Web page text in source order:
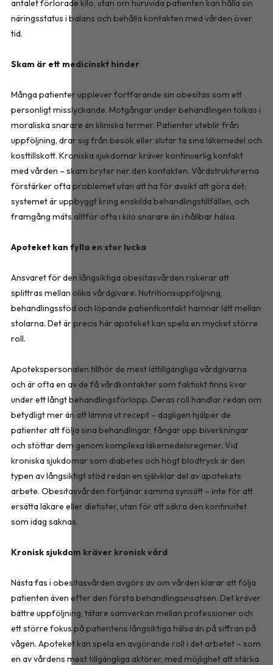
antalet förlorade kilo, utan om huruvida patienten kan hålla sin
näringsstatus i balans och behålla kontakten med vården över
tid.
Skam är ett medicinskt hinder
Många patienter upplever fortfarande sin obesitas som ett
personligt misslyckande. Motgångar under behandlingen tolkas i
moraliska snarare än kliniska termer. Patienter uteblir från
uppföljning, drar sig från besök eller slutar ta sina läkemedel och
kosttillskott. Kroniska sjukdomar kräver kontinuerlig kontakt
med vården – skam bryter ner den kontakten. Vårdstrukturerna
förstärker ofta problemet utan att ha för avsikt att göra det:
systemet är uppbyggt kring enskilda behandlingstillfällen, och
framgång mäts alltför ofta i kilo snarare än i hållbar hälsa.
Apoteket kan fylla en stor lucka
Ansvaret för den långsiktiga obesitasvården riskerar att
splittras mellan olika vårdgivare. Nutritionsuppföljning,
behandlingsstöd och löpande patientkontakt hamnar lätt mellan
stolarna. Det är precis här apoteket kan spela en mycket större
roll.
Apotekspersonalen tillhör de mest lättillgängliga vårdgivarna
och är ofta en av de få vårdkontakter som faktiskt finns kvar
under ett långt behandlingsförlopp. Deras roll handlar redan om
betydligt mer än att lämna ut recept – dagligen hjälper de
patienter att följa sina behandlingar, fångar upp biverkningar
och stöttar dem genom komplexa läkemedelsregimer. Vid
kroniska sjukdomar som diabetes och högt blodtryck är den
typen av långsiktigt stöd redan en självklar del av apotekets
arbete. Obesitasvården förtjänar samma synsätt – inte för att
ersätta läkare eller dietister, utan för att säkra den kontinuitet
som idag saknas.
Kronisk sjukdom kräver kronisk vård
Nästa fas i obesitasvården avgörs av om vården klarar att följa
patienten även efter den första behandlingsinsatsen. Det kräver
bättre uppföljning, tätare samverkan mellan professioner och
ett större fokus på patientens långsiktiga hälsa än på siffran på
vågen. Apoteket kan spela en avgörande roll i det arbetet – som
en av vårdens mest tillgängliga aktörer, med möjlighet att stärka